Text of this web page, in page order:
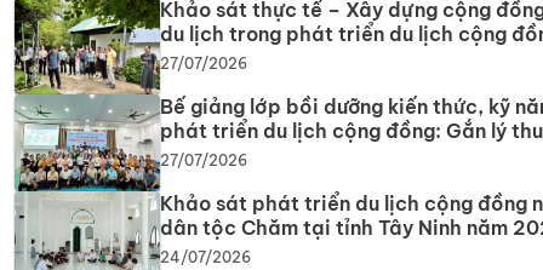
Khảo sát thực tế – Xây dựng cộng
du lịch trong phát triển du lịch cộng
tỉnh Tây Ninh
27/07/2026
Bế giảng lớp bồi dưỡng kiến thức, kỹ
phát triển du lịch cộng đồng: Gắn lý
với thực tiễn, lan tỏa tư duy, phát triển
27/07/2026
Khảo sát phát triển du lịch cộng đồng
dân tộc Chăm tại tỉnh Tây Ninh năm
24/07/2026